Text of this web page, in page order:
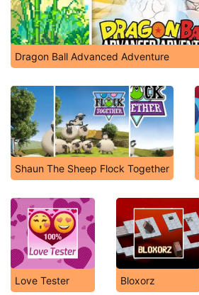
Dragon Ball Advanced Adventure
Shaun The Sheep Flock Together
Love Tester Bloxorz